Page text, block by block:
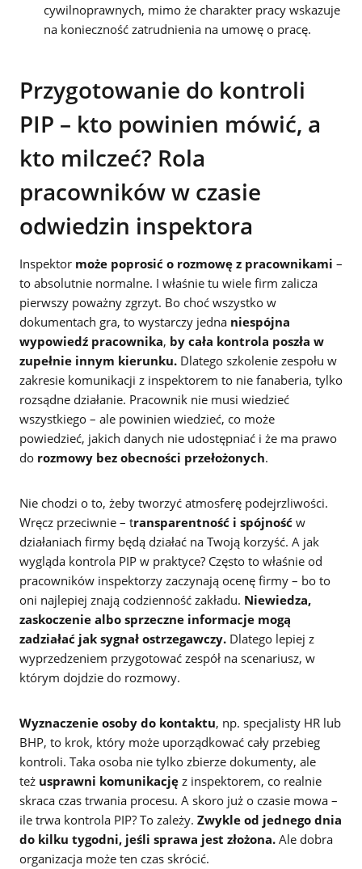
cywilnoprawnych, mimo że charakter pracy wskazuje
na konieczność zatrudnienia na umowę o pracę.
Przygotowanie do kontroli
PIP – kto powinien mówić, a
kto milczeć? Rola
pracowników w czasie
odwiedzin inspektora
Inspektor może poprosić o rozmowę z pracownikami –
to absolutnie normalne. I właśnie tu wiele firm zalicza
pierwszy poważny zgrzyt. Bo choć wszystko w
dokumentach gra, to wystarczy jedna niespójna
wypowiedź pracownika, by cała kontrola poszła w
zupełnie innym kierunku. Dlatego szkolenie zespołu w
zakresie komunikacji z inspektorem to nie fanaberia, tylko
rozsądne działanie. Pracownik nie musi wiedzieć
wszystkiego – ale powinien wiedzieć, co może
powiedzieć, jakich danych nie udostępniać i że ma prawo
do rozmowy bez obecności przełożonych.
Nie chodzi o to, żeby tworzyć atmosferę podejrzliwości.
Wręcz przeciwnie – transparentność i spójność w
działaniach firmy będą działać na Twoją korzyść. A jak
wygląda kontrola PIP w praktyce? Często to właśnie od
pracowników inspektorzy zaczynają ocenę firmy – bo to
oni najlepiej znają codzienność zakładu. Niewiedza,
zaskoczenie albo sprzeczne informacje mogą
zadziałać jak sygnał ostrzegawczy. Dlatego lepiej z
wyprzedzeniem przygotować zespół na scenariusz, w
którym dojdzie do rozmowy.
Wyznaczenie osoby do kontaktu, np. specjalisty HR lub
BHP, to krok, który może uporządkować cały przebieg
kontroli. Taka osoba nie tylko zbierze dokumenty, ale
też usprawni komunikację z inspektorem, co realnie
skraca czas trwania procesu. A skoro już o czasie mowa –
ile trwa kontrola PIP? To zależy. Zwykle od jednego dnia
do kilku tygodni, jeśli sprawa jest złożona. Ale dobra
organizacja może ten czas skrócić.